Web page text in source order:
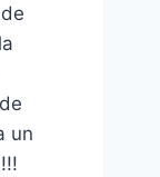
un